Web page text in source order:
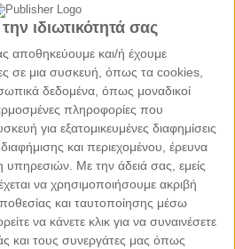
ιδιωτικότητά σας
αποθηκεύουμε και/ή έχουμε
σε μια συσκευή, όπως τα cookies,
δεδομένα, όπως μοναδικοί
πληροφορίες που
για εξατομικευμένες διαφημίσεις
και περιεχομένου, έρευνα
υπηρεσιών. Με την άδειά σας, εμείς
να χρησιμοποιήσουμε ακριβή
και ταυτοποίησης μέσω
να κάνετε κλικ για να συναινέσετε
και τους συνεργάτες μας όπως
Leaflet| ©OpenStreetMap contributors